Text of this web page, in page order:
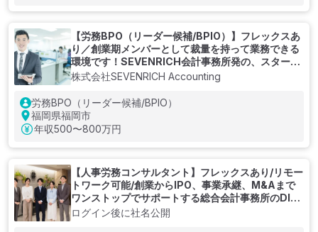
【労務BPO（リーダー候補/BPIO）】フレックスあ
り／創業期メンバーとして裁量を持って業務できる
環境です！SEVENRICH会計事務所発の、スタート
アップ特化BPOサービス企業
株式会社SEVENRICH Accounting
労務BPO（リーダー候補/BPIO）
福岡県福岡市
年収500〜800万円
【人事労務コンサルタント】フレックスあり/リモー
トワーク可能/創業からIPO、事業承継、M&Aまで
ワンストップでサポートする総合会計事務所のDIG
グループ！人事労務業務のIT化支援を強みとする社
ログイン後に社名公開